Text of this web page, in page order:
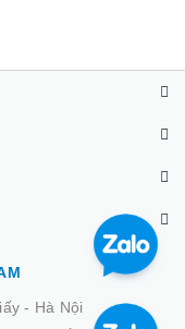
- Hà Nội